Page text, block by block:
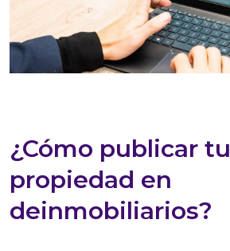
¿Cómo publicar tu
propiedad en
deinmobiliarios?